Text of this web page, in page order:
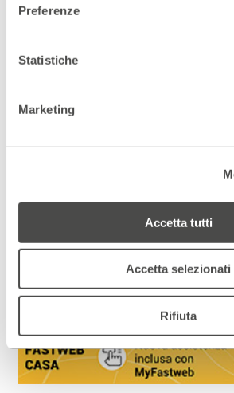
Preferenze
Statistiche
Marketing
Accetta tutti
Accetta selezionati
Rifiuta
www.iboreali.it/2021/